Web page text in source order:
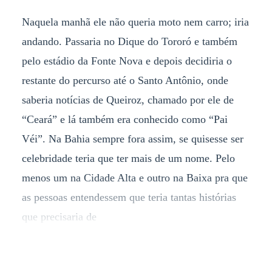
Naquela manhã ele não queria moto nem carro; iria
andando. Passaria no Dique do Tororó e também
pelo estádio da Fonte Nova e depois decidiria o
restante do percurso até o Santo Antônio, onde
saberia notícias de Queiroz, chamado por ele de
“Ceará” e lá também era conhecido como “Pai
Véi”. Na Bahia sempre fora assim, se quisesse ser
celebridade teria que ter mais de um nome. Pelo
menos um na Cidade Alta e outro na Baixa pra que
as pessoas entendessem que teria tantas histórias
que precisaria de